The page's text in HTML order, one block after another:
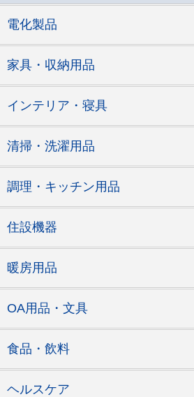
電化製品
家具・収納用品
インテリア・寝具
清掃・洗濯用品
調理・キッチン用品
住設機器
暖房用品
OA用品・文具
食品・飲料
ヘルスケア